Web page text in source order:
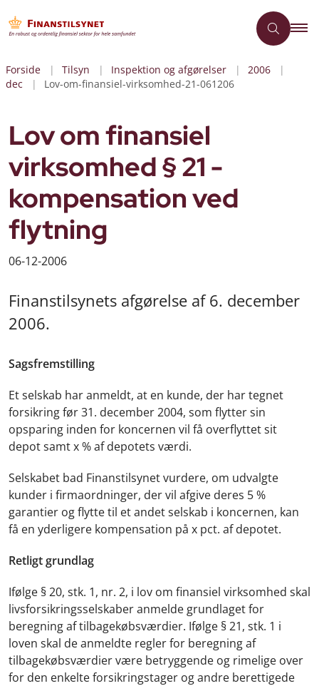
Forside Tilsyn Inspektion og afgørelser
2006
dec
Lov-om-finansiel-virksomhed-21-061206
Lov om finansiel
virksomhed § 21 -
kompensation ved
flytning
06-12-2006
Finanstilsynets afgørelse af 6. december
2006.
Sagsfremstilling
Et selskab har anmeldt, at en kunde, der har tegnet
forsikring før 31. december 2004, som flytter sin
opsparing inden for koncernen vil få overflyttet sit
depot samt x % af depotets værdi.
Selskabet bad Finanstilsynet vurdere, om udvalgte
kunder i firmaordninger, der vil afgive deres 5 %
garantier og flytte til et andet selskab i koncernen, kan
få en yderligere kompensation på x pct. af depotet.
Retligt grundlag
Ifølge § 20, stk. 1, nr. 2, i lov om finansiel virksomhed skal
livsforsikringsselskaber anmelde grundlaget for
beregning af tilbagekøbsværdier. Ifølge § 21, stk. 1 i
loven skal de anmeldte regler for beregning af
tilbagekøbsværdier være betryggende og rimelige over
for den enkelte forsikringstager og andre berettigede